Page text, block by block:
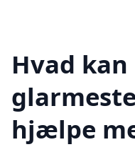
Hvad kan
hjælpe